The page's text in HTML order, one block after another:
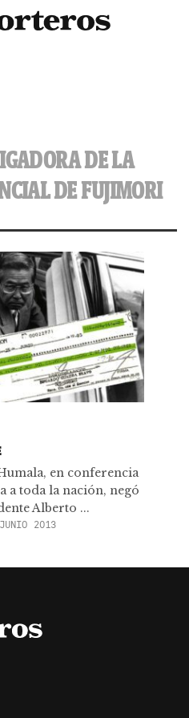
DE LA
DE FUJIMORI
en conferencia
a toda la nación, negó
Alberto ...
2013